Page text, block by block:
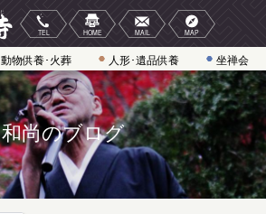
動物供養･火葬 人形･遺品供養 坐禅会
和尚のブログ